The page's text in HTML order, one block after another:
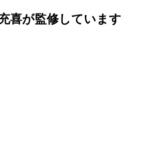
喜が監修しています